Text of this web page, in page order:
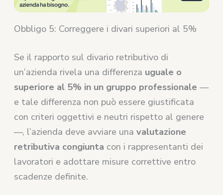
Obbligo 5: Correggere i divari superiori al 5%
Se il rapporto sul divario retributivo di
un’azienda rivela una differenza uguale o
superiore al 5% in un gruppo professionale —
e tale differenza non può essere giustificata
con criteri oggettivi e neutri rispetto al genere
—, l’azienda deve avviare unavalutazione
retributiva congiunta con i rappresentanti dei
lavoratori e adottare misure correttive entro
scadenze definite.